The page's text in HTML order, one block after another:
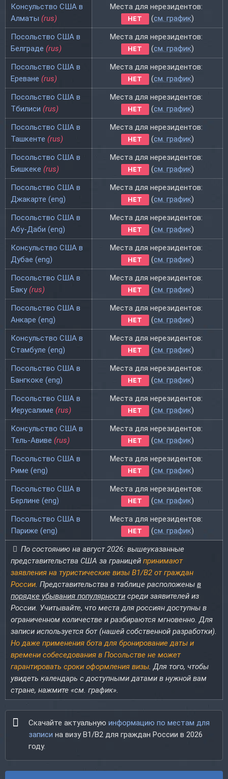
Консульство США в
Алматы (rus)
Места для нерезидентов:
НЕТ (см. график)
Посольство США в
Белграде (rus)
Места для нерезидентов:
НЕТ (см. график)
Посольство США в
Ереване (rus)
Места для нерезидентов:
НЕТ (см. график)
Посольство США в
Тбилиси (rus)
Места для нерезидентов:
НЕТ (см. график)
Посольство США в
Ташкенте (rus)
Места для нерезидентов:
НЕТ (см. график)
Посольство США в
Бишкеке (rus)
Места для нерезидентов:
НЕТ (см. график)
Посольство США в
Джакарте (eng)
Места для нерезидентов:
НЕТ (см. график)
Посольство США в
Абу-Даби (eng)
Места для нерезидентов:
НЕТ (см. график)
Консульство США в
Дубае (eng)
Места для нерезидентов:
НЕТ (см. график)
Посольство США в
Баку (rus)
Места для нерезидентов:
НЕТ (см. график)
Посольство США в
Анкаре (eng)
Места для нерезидентов:
НЕТ (см. график)
Консульство США в
Стамбуле (eng)
Места для нерезидентов:
НЕТ (см. график)
Посольство США в
Бангкоке (eng)
Места для нерезидентов:
НЕТ (см. график)
Посольство США в
Иерусалиме (rus)
Места для нерезидентов:
НЕТ (см. график)
Консульство США в
Тель-Авиве (rus)
Места для нерезидентов:
НЕТ (см. график)
Посольство США в
Риме (eng)
Места для нерезидентов:
НЕТ (см. график)
Посольство США в
Берлине (eng)
Места для нерезидентов:
НЕТ (см. график)
Посольство США в
Париже (eng)
Места для нерезидентов:
НЕТ (см. график)
По состоянию на август 2026: вышеуказанные
представительства США за границей принимают
заявления на туристические визы B1/B2 от граждан
России . Представительства в таблице расположены в
порядке убывания популярности среди заявителей из
России. Учитывайте, что места для россиян доступны в
ограниченном количестве и разбираются мгновенно. Для
записи используется бот (нашей собственной разработки).
Но даже применения бота для бронирование даты и
времени собеседования в Посольстве не может
гарантировать сроки оформления визы . Для того, чтобы
увидеть календарь с доступными датами в нужной вам
стране, нажмите «см. график».
Скачайте актуальную информацию по местам для
записи на визу B1/B2 для граждан России в 2026
году.